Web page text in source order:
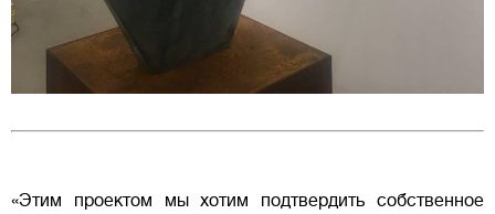
«Этим проектом мы хотим подтвердить собственное